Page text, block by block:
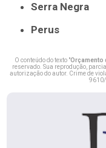
Serra Negra
Perus
O conteúdo do texto "Orçamento
reservado. Sua reprodução,
autorização do autor. Crime de
9610/